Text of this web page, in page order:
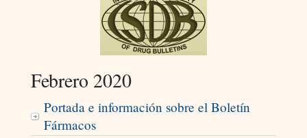
Febrero 2020
Portada e información sobre el Boletín
Fármacos